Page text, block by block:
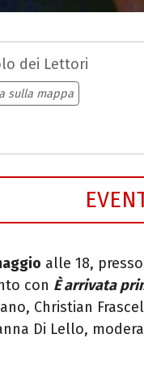
dei Lettori
sulla mappa
alle 18,
con È arrivata
, Christian
Di Lello, modera